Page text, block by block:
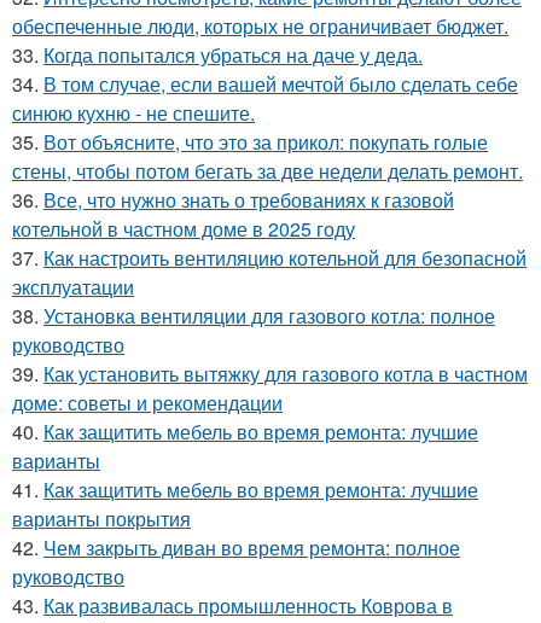
обеспеченные люди, которых не ограничивает бюджет.
33. Когда попытался убраться на даче у деда.
34. В том случае, если вашей мечтой было сделать себе
синюю кухню - не спешите.
35. Вот объясните, что это за прикол: покупать голые
стены, чтобы потом бегать за две недели делать ремонт.
36. Все, что нужно знать о требованиях к газовой
котельной в частном доме в 2025 году
37. Как настроить вентиляцию котельной для безопасной
эксплуатации
38. Установка вентиляции для газового котла: полное
руководство
39. Как установить вытяжку для газового котла в частном
доме: советы и рекомендации
40. Как защитить мебель во время ремонта: лучшие
варианты
41. Как защитить мебель во время ремонта: лучшие
варианты покрытия
42. Чем закрыть диван во время ремонта: полное
руководство
43. Как развивалась промышленность Коврова в